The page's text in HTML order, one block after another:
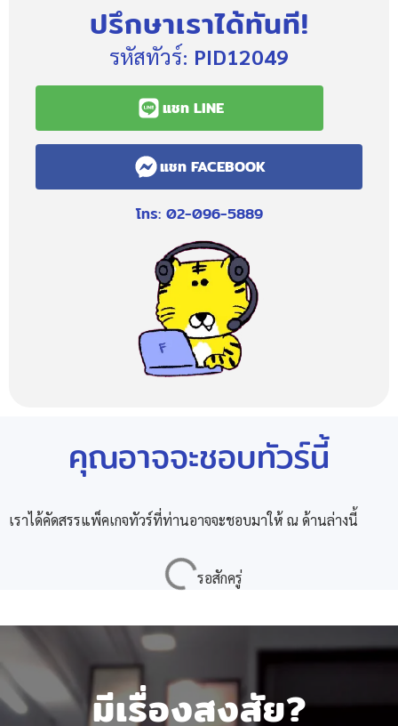
ปรึกษาเราได้ทันที!
รหัสทัวร์: PID12049
แชท LINE
แชท FACEBOOK
โทร: 02-096-5889
คุณอาจจะชอบทัวร์นี้
เราได้คัดสรรแพ็คเกจทัวร์ที่ท่านอาจจะชอบมาให้ ณ ด้านล่างนี้
มีเรื่องสงสัย?